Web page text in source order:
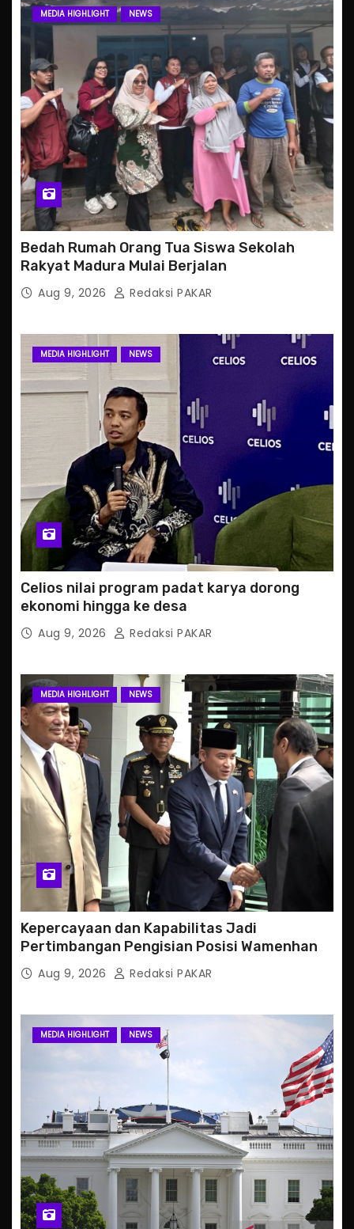
MEDIA HIGHLIGHT NEWS
Bedah Rumah Orang Tua Siswa Sekolah
Rakyat Madura Mulai Berjalan
Aug 9, 2026 Redaksi PAKAR
MEDIA HIGHLIGHT NEWS
Celios nilai program padat karya dorong
ekonomi hingga ke desa
Aug 9, 2026 Redaksi PAKAR
MEDIA HIGHLIGHT NEWS
Kepercayaan dan Kapabilitas Jadi
Pertimbangan Pengisian Posisi Wamenhan
Aug 9, 2026 Redaksi PAKAR
MEDIA HIGHLIGHT NEWS